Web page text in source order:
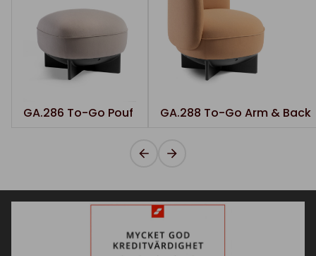
GA.286 To-Go Pouf GA.288 To-Go Arm & Back